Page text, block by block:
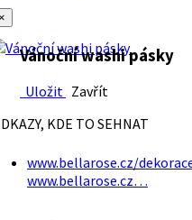
Vánoční washi pásky
Uložit Zavřít
KDE TO SEHNAT
www.bellarose.cz/
www.bellarose.cz…